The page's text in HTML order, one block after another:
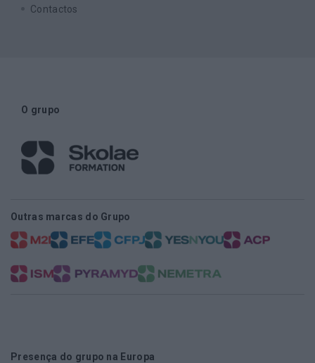
Contactos
O grupo
Outras marcas do Grupo
Presença do grupo na Europa